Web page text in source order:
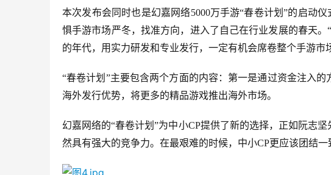
本次发布会同时也是幻嘉网络5000万手游“春卷计划”的启动
惧手游市场严冬，找准方向，进入了自己在行业发展的春天
的年代，用实力研发和专业发行，一定有机会席卷整个手游市
“春卷计划”主要包含两个方面的内容：第一是通过资金注入
海外发行优势，将更多的精品游戏推出海外市场。
幻嘉网络的“春卷计划”为中小CP提供了新的选择，正如阮志
然具有强大的竞争力。在最艰难的时候，中小CP更应该团结一